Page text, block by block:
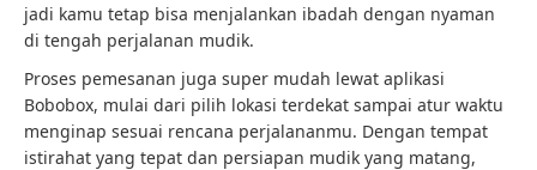
jadi kamu tetap bisa menjalankan ibadah dengan nyaman
di tengah perjalanan mudik.
Proses pemesanan juga super mudah lewat aplikasi
Bobobox, mulai dari pilih lokasi terdekat sampai atur waktu
menginap sesuai rencana perjalananmu. Dengan tempat
istirahat yang tepat dan persiapan mudik yang matang,